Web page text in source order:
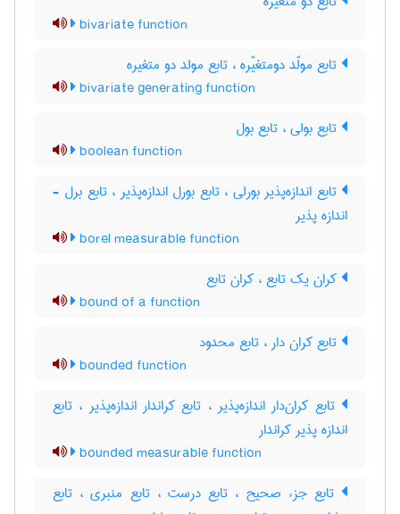
bivariate function
تابع مولّد دومتغیّره ، تابع مولد دو متغیره
bivariate generating function
تابع بولی ، تابع بول
boolean function
تابع اندازه‌پذیر بورلی ، تابع بورل اندازه‌پذیر ، تابع برل -
اندازه پذیر
borel measurable function
کران یک تابع ، کران تابع
bound of a function
تابع کران دار ، تابع محدود
bounded function
تابع کران‌دار اندازه‌پذیر ، تابع کراندار اندازه‌پذیر ، تابع
اندازه پذیر کراندار
bounded measurable function
تابع جزء صحیح ، تابع درست ، تابع منبری ، تابع